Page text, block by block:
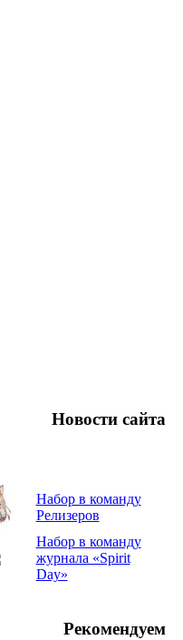
Новости сайта
Набор в команду
Релизеров
Набор в команду
журнала «Spirit
Day»
Рекомендуем